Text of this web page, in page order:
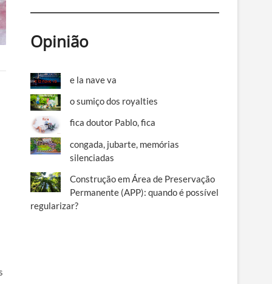
Opinião
e la nave va
o sumiço dos royalties
fica doutor Pablo, fica
congada, jubarte, memórias
silenciadas
Construção em Área de Preservação
Permanente (APP): quando é possível
regularizar?